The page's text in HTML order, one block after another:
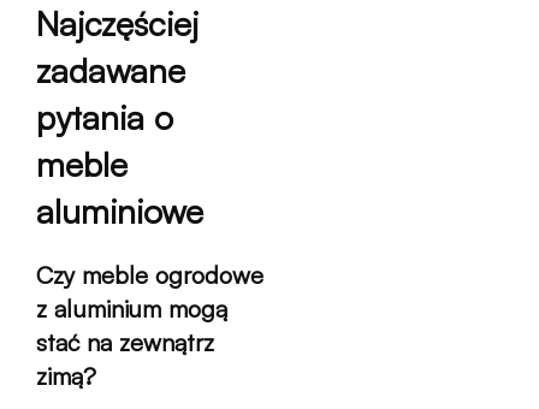
Najczęściej
zadawane
pytania o
meble
aluminiowe
Czy meble ogrodowe
z aluminium mogą
stać na zewnątrz
zimą?